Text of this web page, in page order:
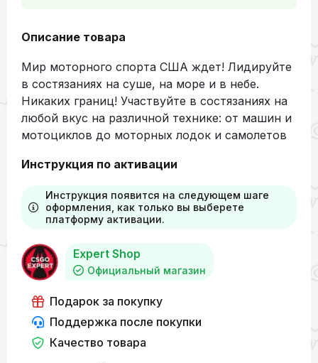
Описание товара
Мир моторного спорта США ждет! Лидируйте
в состязаниях на суше, на море и в небе.
Никаких границ! Участвуйте в состязаниях на
любой вкус на различной технике: от машин и
мотоциклов до моторных лодок и самолетов
Инструкция по активации
Инструкция появится на следующем шаге
оформления, как только вы выберете
платформу активации.
Expert Shop
Официальный магазин
Подарок за покупку
Поддержка после покупки
Качество товара